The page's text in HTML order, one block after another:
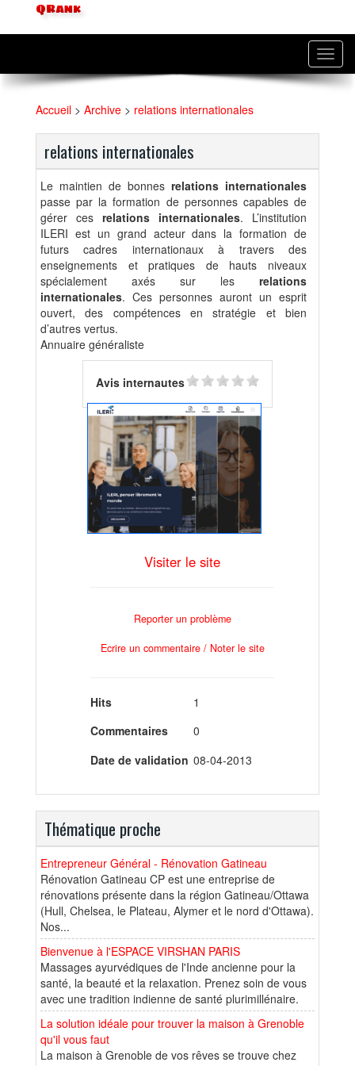
QRank
Accueil > Archive > relations internationales
relations internationales
Le maintien de bonnes relations internationales
passe par la formation de personnes capables de
gérer ces relations internationales. L’institution
ILERI est un grand acteur dans la formation de
futurs cadres internationaux à travers des
enseignements et pratiques de hauts niveaux
spécialement axés sur les relations
internationales. Ces personnes auront un esprit
ouvert, des compétences en stratégie et bien
d’autres vertus.
Annuaire généraliste
Avis internautes
Visiter le site
Reporter un problème
Ecrire un commentaire / Noter le site
Hits
1
Commentaires
0
Date de validation 08-04-2013
Thématique proche
Entrepreneur Général - Rénovation Gatineau
Rénovation Gatineau CP est une entreprise de
rénovations présente dans la région Gatineau/Ottawa
(Hull, Chelsea, le Plateau, Alymer et le nord d'Ottawa).
Nos...
Bienvenue à l'ESPACE VIRSHAN PARIS
Massages ayurvédiques de l'Inde ancienne pour la
santé, la beauté et la relaxation. Prenez soin de vous
avec une tradition indienne de santé plurimillénaire.
La solution idéale pour trouver la maison à Grenoble
qu'il vous faut
La maison à Grenoble de vos rêves se trouve chez